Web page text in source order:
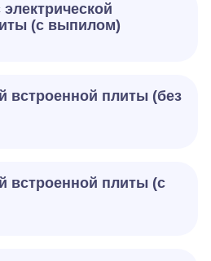
(с выпилом)
встроенной плиты (без
встроенной плиты (с